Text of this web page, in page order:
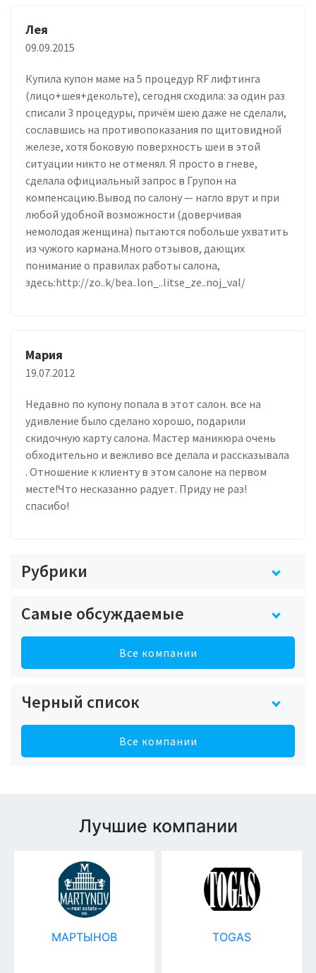
Лея
09.09.2015
Купила купон маме на 5 процедур RF лифтинга
(лицо+шея+декольте), сегодня сходила: за один раз
списали 3 процедуры, причём шею даже не сделали,
сославшись на противопоказания по щитовидной
железе, хотя боковую поверхность шеи в этой
ситуации никто не отменял. Я просто в гневе,
сделала официальный запрос в Групон на
компенсацию.Вывод по салону — нагло врут и при
любой удобной возможности (доверчивая
немолодая женщина) пытаются побольше ухватить
из чужого кармана.Много отзывов, дающих
понимание о правилах работы салона,
здесь:http://zo..k/bea..lon_..litse_ze..noj_val/
Мария
19.07.2012
Недавно по купону попала в этот салон. все на
удивление было сделано хорошо, подарили
скидочную карту салона. Мастер маникюра очень
обходительно и вежливо все делала и рассказывала
. Отношение к клиенту в этом салоне на первом
месте!Что несказанно радует. Приду не раз!
спасибо!
Рубрики
Самые обсуждаемые
Все компании
Черный список
Все компании
Лучшие компании
МАРТЫНОВ TOGAS